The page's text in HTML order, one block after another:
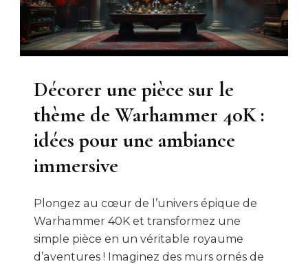
Décorer une pièce sur le
thème de Warhammer 40K :
idées pour une ambiance
immersive
Plongez au cœur de l’univers épique de
Warhammer 40K et transformez une
simple pièce en un véritable royaume
d’aventures ! Imaginez des murs ornés de